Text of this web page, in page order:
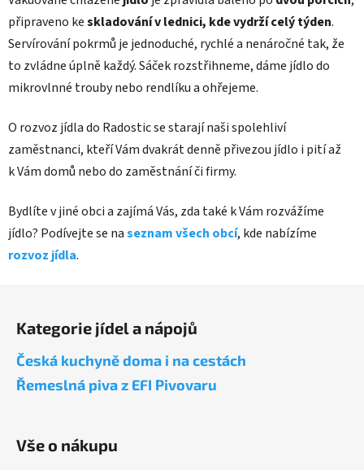
připraveno keskladování v lednici, kde vydrží celý týden.
Servírování pokrmů je jednoduché, rychlé a nenáročné tak, že
to zvládne úplně každý. Sáček rozstřihneme, dáme jídlo do
mikrovlnné trouby nebo rendlíku a ohřejeme.
O rozvoz jídla do Radostic se starají naši spolehliví
zaměstnanci, kteří Vám dvakrát denně přivezou jídlo i pití až
k Vám domů nebo do zaměstnání či firmy.
Bydlíte v jiné obci a zajímá Vás, zda také k Vám rozvážíme
jídlo? Podívejte se naseznam všech obcí, kde nabízíme
rozvoz jídla.
Kategorie jídel a nápojů
Česká kuchyně doma i na cestách
Řemeslná piva z EFI Pivovaru
Vše o nákupu